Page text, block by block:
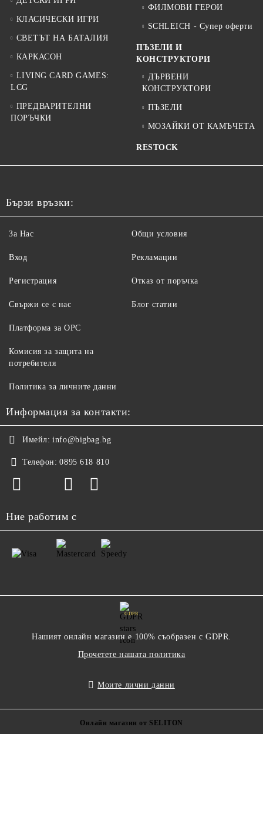
КЛАСИЧЕСКИ ИГРИ
СВЕТЪТ НА БАТАЛИЯ
КАРКАСОН
LIVING CARD GAMES:
LCG
ПРЕДВАРИТЕЛНИ
ПОРЪЧКИ
ФИЛМОВИ ГЕРОИ
SCHLEICH - Супер оферти
ПЪЗЕЛИ И
КОНСТРУКТОРИ
ДЪРВЕНИ
КОНСТРУКТОРИ
ПЪЗЕЛИ
МОЗАЙКИ ОТ КАМЪЧЕТА
RESTOCK
Бързи връзки:
За Нас
Вход
Регистрация
Свържи се с нас
Общи условия
Рекламации
Отказ от поръчка
Блог статии
Платформа за ОРС
Комисия за защита на
потребителя
Политика за личните данни
Информация за контакти:
Имейл: info@bigbag.bg
Телефон: 0895 618 810
Ние работим с
GDPR
Нашият онлайн магазин е 100% съобразен с GDPR.
Прочетете нашата политика
Моите лични данни
Онлайн магазин от SELITON